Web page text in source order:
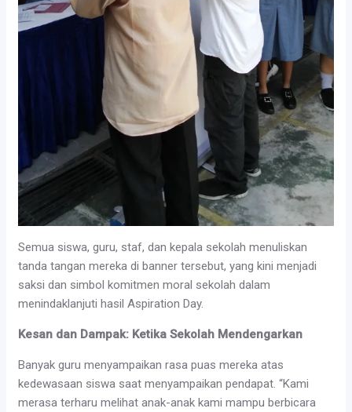
Semua siswa, guru, staf, dan kepala sekolah menuliskan
tanda tangan mereka di banner tersebut, yang kini menjadi
saksi dan simbol komitmen moral sekolah dalam
menindaklanjuti hasil Aspiration Day.
Kesan dan Dampak: Ketika Sekolah Mendengarkan
Banyak guru menyampaikan rasa puas mereka atas
kedewasaan siswa saat menyampaikan pendapat. “Kami
merasa terharu melihat anak-anak kami mampu berbicara